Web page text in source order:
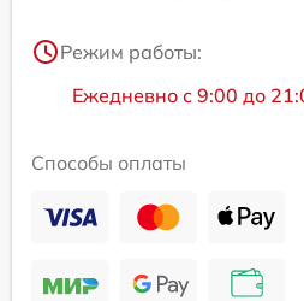
Режим работы:
Ежедневно с 9:00 до
Способы оплаты